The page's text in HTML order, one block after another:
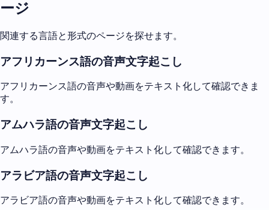
ージ
関連する言語と形式のページを探せます。
アフリカーンス語の音声文字起こし
アフリカーンス語の音声や動画をテキスト化して確認できま
す。
アムハラ語の音声文字起こし
アムハラ語の音声や動画をテキスト化して確認できます。
アラビア語の音声文字起こし
アラビア語の音声や動画をテキスト化して確認できます。